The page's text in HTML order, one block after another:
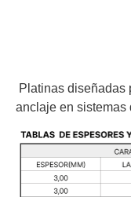
Platinas diseñadas
anclaje en sistemas